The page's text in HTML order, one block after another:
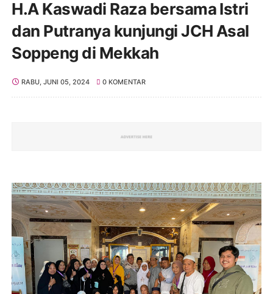
H.A Kaswadi Raza bersama Istri
dan Putranya kunjungi JCH Asal
Soppeng di Mekkah
RABU, JUNI 05, 2024 0 KOMENTAR